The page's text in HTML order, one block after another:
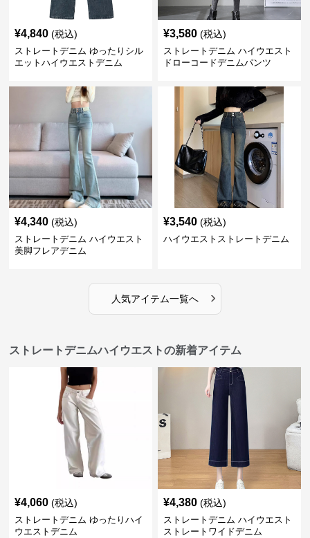
¥4,840 (税込)
ストレートデニム ゆったりシル
エットハイウエストデニム
¥3,580 (税込)
ストレートデニム ハイウエスト
ドローコードデニムパンツ
¥4,340 (税込)
ストレートデニム ハイウエスト
美脚フレアデニム
¥3,540 (税込)
ハイウエストストレートデニム
人気アイテム一覧へ ›
ストレートデニムハイウエストの新着アイテム
¥4,060 (税込)
ストレートデニム ゆったりハイ
ウエストデニム
¥4,380 (税込)
ストレートデニム ハイウエスト
ストレートワイドデニム